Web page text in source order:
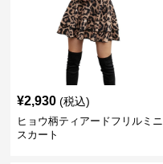
¥2,930 (税込)
ヒョウ柄ティアードフリルミニ
スカート